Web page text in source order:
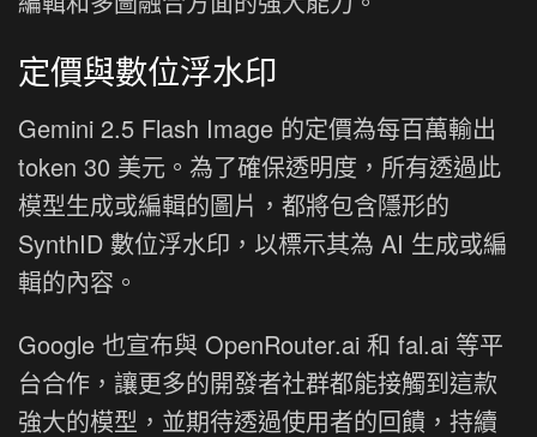
定價與數位浮水印
Gemini 2.5 Flash Image 的定價為每百萬輸出
token 30 美元。為了確保透明度，所有透過此
模型生成或編輯的圖片，都將包含隱形的
SynthID 數位浮水印，以標示其為 AI 生成或編
輯的內容。
Google 也宣布與 OpenRouter.ai 和 fal.ai 等平
台合作，讓更多的開發者社群都能接觸到這款
強大的模型，並期待透過使用者的回饋，持續